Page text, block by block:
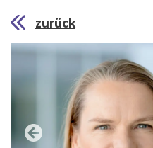
zurück